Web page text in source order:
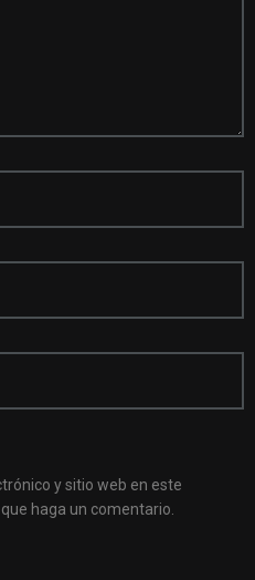
y sitio web en este
haga un comentario.